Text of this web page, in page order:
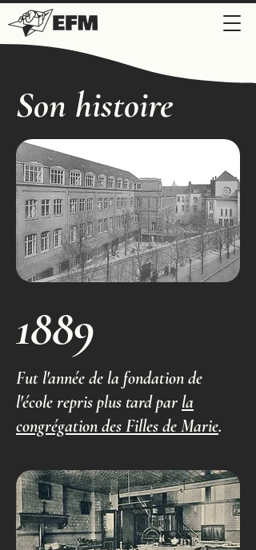
Son histoire
1889
Fut l'année de la fondation de
l'école repris plus tard par la
congrégation des Filles de Marie.